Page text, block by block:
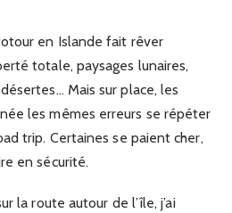
en Islande fait rêver
totale, paysages lunaires,
Mais sur place, les
les mêmes erreurs se répéter
trip. Certaines se paient cher,
en sécurité.
la route autour de l’île, j’ai